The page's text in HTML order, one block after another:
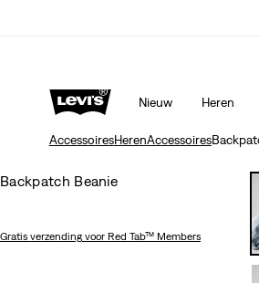
Nieuw Heren
AccessoiresHerenAccessoires
Backpatch Beanie
Gratis verzending voor Red Tab™ Members